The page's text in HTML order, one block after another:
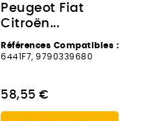
Peugeot Fiat
Citroën...
Références Compatibles :
6441F7, 9790339680
58,55 €